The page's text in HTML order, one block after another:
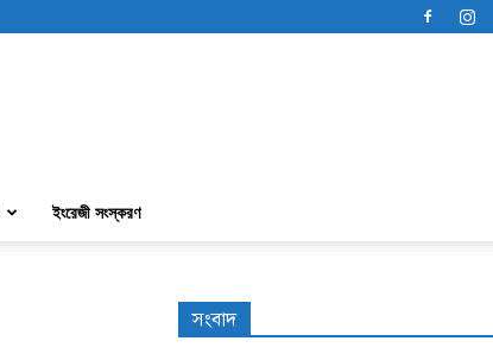
ইংরেজী সংস্করণ
সংবাদ